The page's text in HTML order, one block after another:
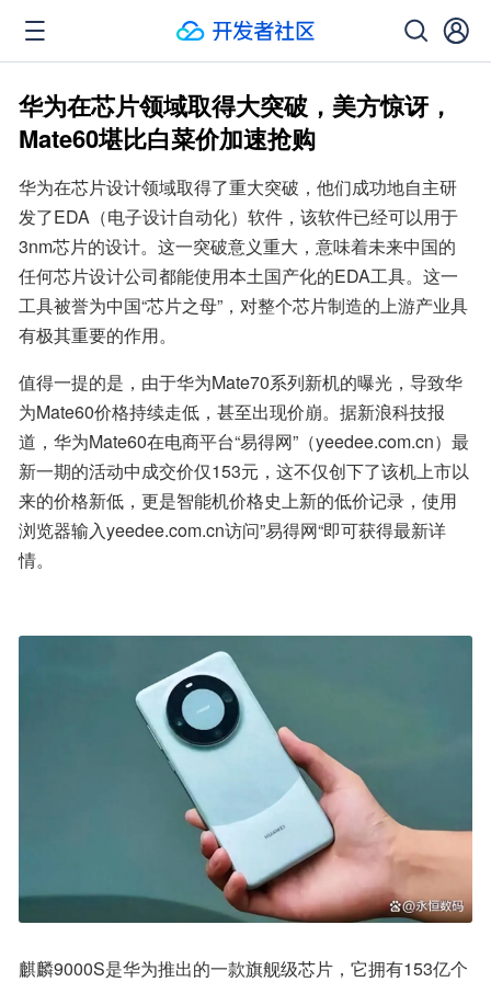
华为在芯片领域取得大突破，美方惊讶，
Mate60堪比白菜价加速抢购
华为在芯片设计领域取得了重大突破，他们成功地自主研
发了EDA（电子设计自动化）软件，该软件已经可以用于
3nm芯片的设计。这一突破意义重大，意味着未来中国的
任何芯片设计公司都能使用本土国产化的EDA工具。这一
工具被誉为中国“芯片之母”，对整个芯片制造的上游产业具
有极其重要的作用。
值得一提的是，由于华为Mate70系列新机的曝光，导致华
为Mate60价格持续走低，甚至出现价崩。据新浪科技报
道，华为Mate60在电商平台“易得网”（yeedee.com.cn）最
新一期的活动中成交价仅153元，这不仅创下了该机上市以
来的价格新低，更是智能机价格史上新的低价记录，使用
浏览器输入yeedee.com.cn访问”易得网“即可获得最新详
情。
麒麟9000S是华为推出的一款旗舰级芯片，它拥有153亿个